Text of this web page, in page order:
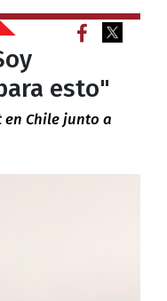
esto"
Chile junto a